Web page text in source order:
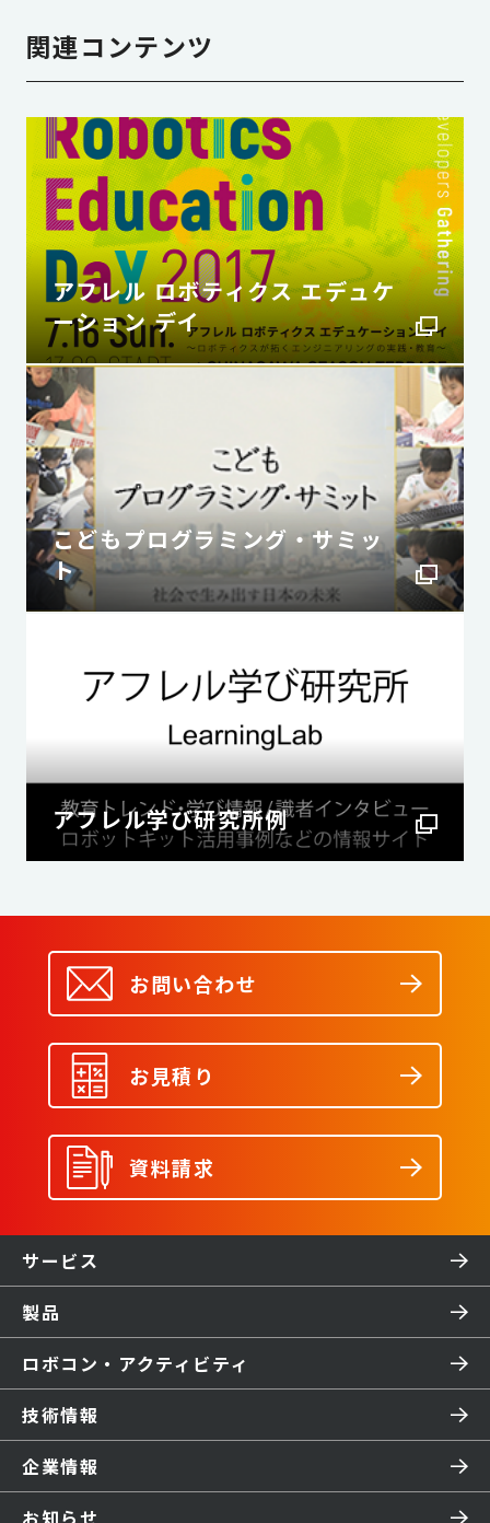
関連コンテンツ
アフレル ロボティクス エデュケ
ーション デイ
こどもプログラミング・サミッ
ト
アフレル学び研究所例
お問い合わせ
お見積り
資料請求
サービス
製品
ロボコン・アクティビティ
技術情報
企業情報
お知らせ